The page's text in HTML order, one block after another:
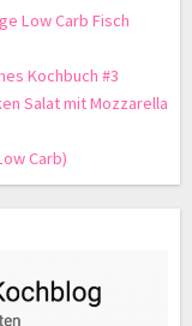
Low Carb Fisch
Kochbuch #3
Salat mit Mozzarella
Carb)